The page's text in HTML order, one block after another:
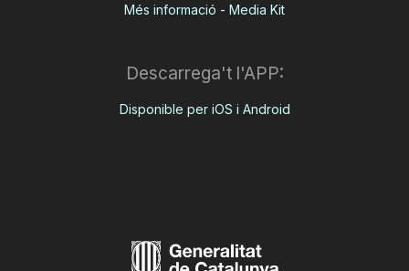
Més informació - Media Kit
Descarrega't l'APP:
Disponible per iOS i Android